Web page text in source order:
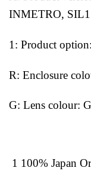
INMETRO,
1: Product
R: Enclosure
G: Lens colour:
1 100% Japan